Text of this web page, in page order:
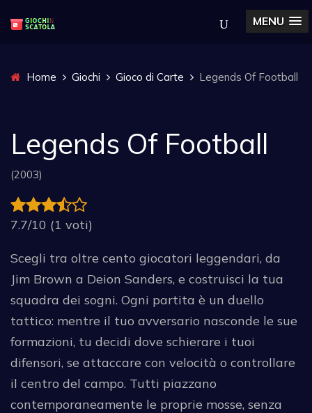
MENU
Home Giochi Gioco di Carte Legends Of Football
Legends Of Football
(2003)
7.7/10 (1 voti)
Scegli tra oltre cento giocatori leggendari, da
Jim Brown a Deion Sanders, e costruisci la tua
squadra dei sogni. Ogni partita è un duello
tattico: mentre il tuo avversario nasconde le sue
formazioni, tu decidi dove schierare i tuoi
difensori, se attaccare con velocità o controllare
il centro del campo. Tutti piazzano
contemporaneamente le proprie mosse, senza